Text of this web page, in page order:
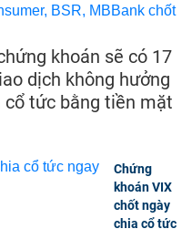
khoán sẽ có 17
dịch không hưởng
tức bằng tiền mặt
Chứng
khoán VIX
chốt ngày
chia cổ tức